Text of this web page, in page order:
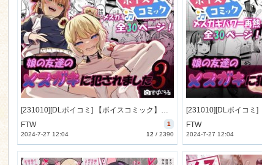
[231010][DLボイコミ] 【ボイスコミック】娘の友達のメ○ガキに犯されました3 [28M] [RJ01106144]
1
FTW
12 /2390
2024-7-27 12:04
FTW
2024-7-27 12:04